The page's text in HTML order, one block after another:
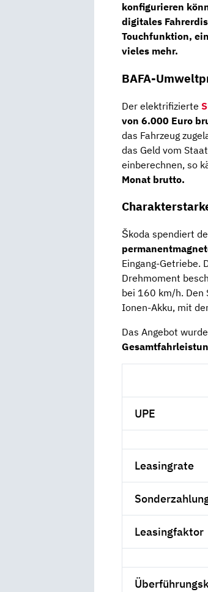
konfigurieren
digitales
Touchfunktion, ein
vieles mehr.
BAFA-
Der elektrifizierte
von 6.000 Euro
das Fahrzeug
das Geld vom
einberechnen, so
Monat brutto.
Škoda spendiert
Eingang-Getriebe.
Drehmoment
bei 160 km/h. Den
Ionen-Akku, mit
Das Angebot
UPE
Leasingrate
Leasingfaktor